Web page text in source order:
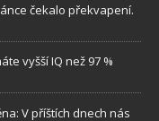
čekalo překvapení.
vyšší IQ než 97 %
V příštích dnech nás